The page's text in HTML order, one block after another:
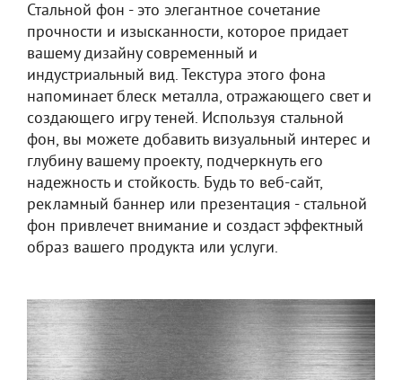
Стальной фон - это элегантное сочетание
прочности и изысканности, которое придает
вашему дизайну современный и
индустриальный вид. Текстура этого фона
напоминает блеск металла, отражающего свет и
создающего игру теней. Используя стальной
фон, вы можете добавить визуальный интерес и
глубину вашему проекту, подчеркнуть его
надежность и стойкость. Будь то веб-сайт,
рекламный баннер или презентация - стальной
фон привлечет внимание и создаст эффектный
образ вашего продукта или услуги.